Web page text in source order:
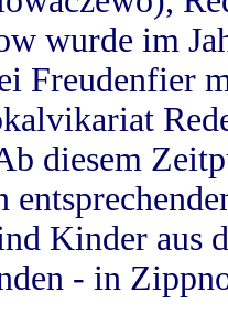
wurde im
Freudenfier
diesem
Kinder aus
- in